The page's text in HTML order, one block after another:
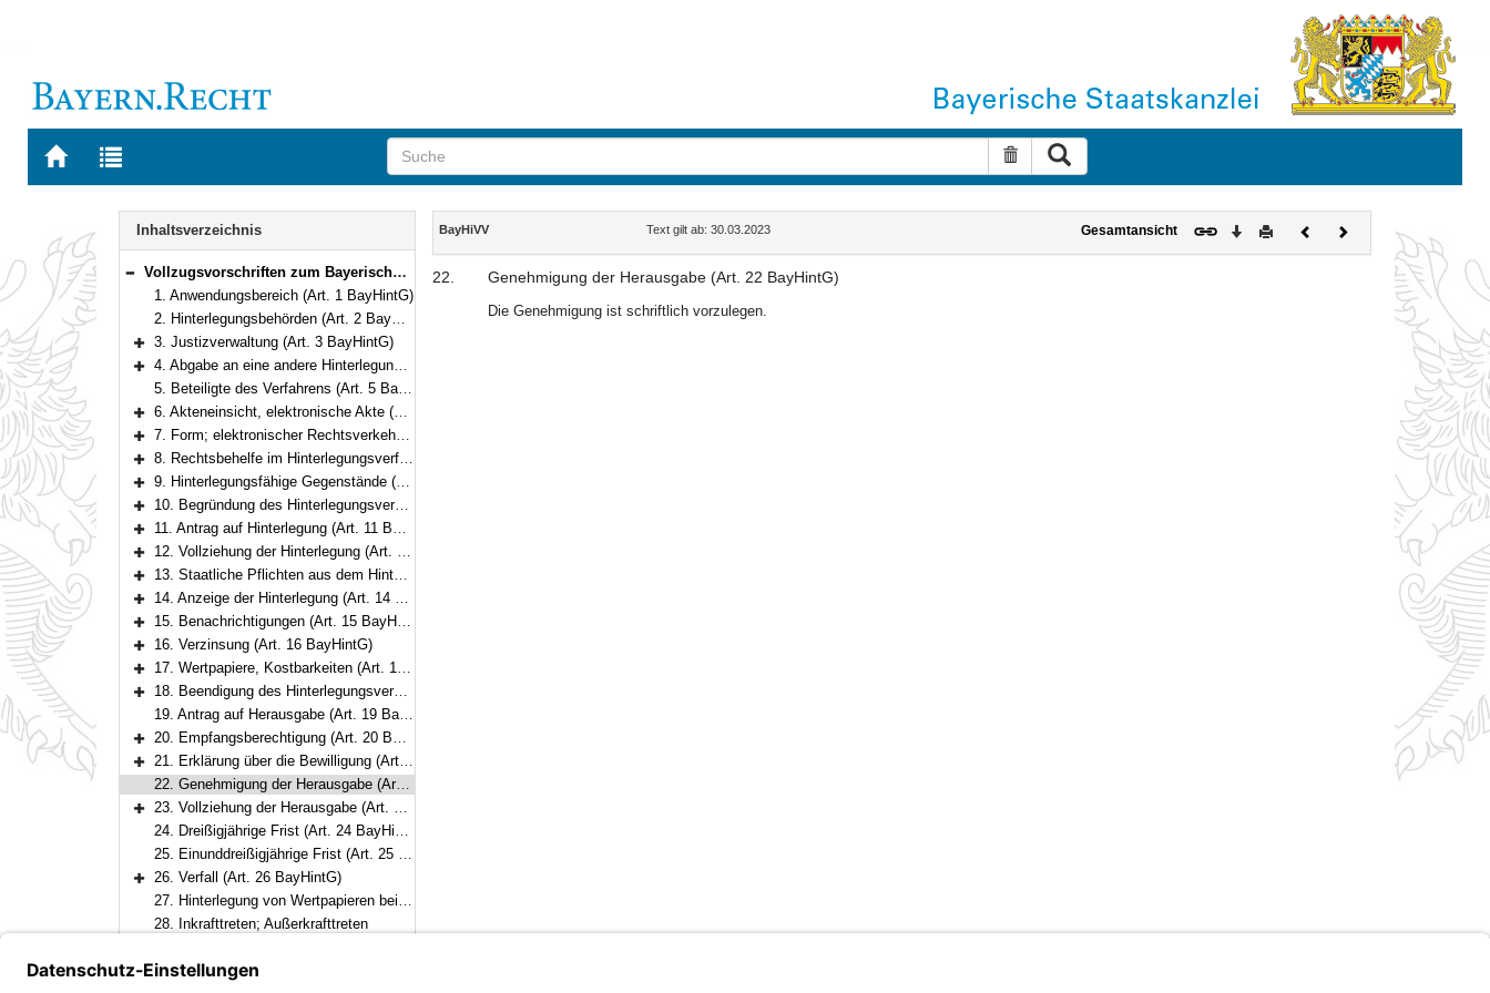
Zur
BAYERN.RECHT
Zur
letzten
Suche zurücksetzen
Navigation
Inhaltsverzeichnis
Bereich reduzieren
Vollzugsvorschriften zum Bayerischen Hinterlegungsgesetz
1. Anwendungsbereich (Art. 1 BayHintG)
2. Hinterlegungsbehörden (Art. 2 BayHintG)
Bereich erweitern
3. Justizverwaltung (Art. 3 BayHintG)
Bereich erweitern
4. Abgabe an eine andere Hinterlegungsstelle (Art. 4 BayHintG)
5. Beteiligte des Verfahrens (Art. 5 BayHintG)
Bereich erweitern
6. Akteneinsicht, elektronische Akte (Art. 6 BayHintG)
Bereich erweitern
7. Form; elektronischer Rechtsverkehr; Zustellung (Art. 7 BayHintG)
Bereich erweitern
8. Rechtsbehelfe im Hinterlegungsverfahren (Art. 8 BayHintG)
Bereich erweitern
9. Hinterlegungsfähige Gegenstände (Art. 9 BayHintG)
Bereich erweitern
10. Begründung des Hinterlegungsverhältnisses (Art. 10 BayHintG)
Bereich erweitern
11. Antrag auf Hinterlegung (Art. 11 BayHintG)
Bereich erweitern
12. Vollziehung der Hinterlegung (Art. 12 BayHintG)
Bereich erweitern
13. Staatliche Pflichten aus dem Hinterlegungsverhältnis (Art. 13 BayHintG)
Bereich erweitern
14. Anzeige der Hinterlegung (Art. 14 BayHintG)
Bereich erweitern
15. Benachrichtigungen (Art. 15 BayHintG)
Bereich erweitern
16. Verzinsung (Art. 16 BayHintG)
Bereich erweitern
17. Wertpapiere, Kostbarkeiten (Art. 17 BayHintG)
Bereich erweitern
18. Beendigung des Hinterlegungsverhältnisses (Art. 18 BayHintG)
19. Antrag auf Herausgabe (Art. 19 BayHintG)
Bereich erweitern
20. Empfangsberechtigung (Art. 20 BayHintG)
Bereich erweitern
21. Erklärung über die Bewilligung (Art. 21 BayHintG)
22. Genehmigung der Herausgabe (Art. 22 BayHintG)
Bereich erweitern
23. Vollziehung der Herausgabe (Art. 23 BayHintG)
24. Dreißigjährige Frist (Art. 24 BayHintG)
25. Einunddreißigjährige Frist (Art. 25 BayHintG)
Bereich erweitern
26. Verfall (Art. 26 BayHintG)
27. Hinterlegung von Wertpapieren bei Kreditinstituten (Art. 27 BayHintG)
28. Inkrafttreten; Außerkrafttreten
Inhalt
BayHiVV Text gilt ab: 30.03.2023 Gesamtansicht Download
DruckenVorherigesNächstes
Dokument
22. Genehmigung der Herausgabe (Art. 22 BayHintG)
Die Genehmigung ist schriftlich vorzulegen.